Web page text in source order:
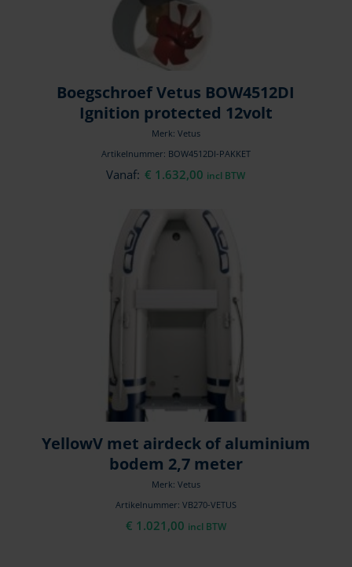
Boegschroef Vetus BOW4512DI
Ignition protected 12volt
Merk: Vetus
Artikelnummer: BOW4512DI-PAKKET
Vanaf: € 1.632,00 incl BTW
YellowV met airdeck of aluminium
bodem 2,7 meter
Merk: Vetus
Artikelnummer: VB270-VETUS
€ 1.021,00 incl BTW